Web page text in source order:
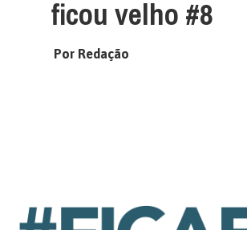
ficou velho #8
Por Redação